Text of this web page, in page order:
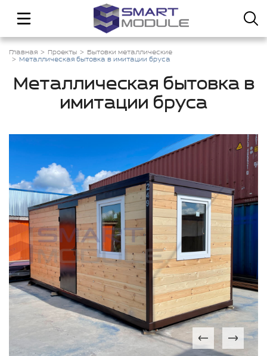
Главная Проекты
Бытовки металлические
Металлическая бытовка в имитации бруса
Металлическая бытовка в
имитации бруса